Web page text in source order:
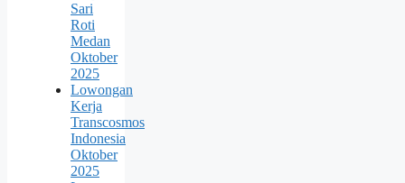
Sari
Roti
Medan
Oktober
2025
Lowongan
Kerja
Transcosmos
Indonesia
Oktober
2025